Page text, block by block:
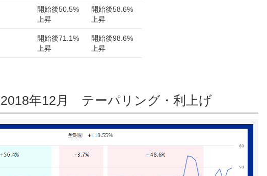
開始後50.5%
上昇
開始後58.6%
上昇
開始後71.1%
上昇
開始後98.6%
上昇
年12月 テーパリング・利上げ